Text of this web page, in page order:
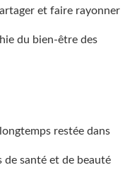
et faire rayonner
du bien-être des
restée dans
de santé et de beauté